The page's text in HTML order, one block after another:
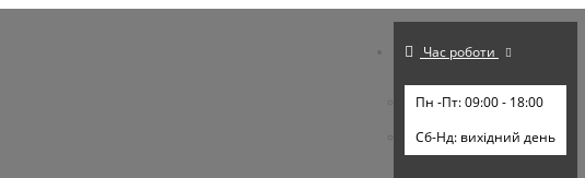
Час роботи
Пн -Пт: 09:00 - 18:00
Cб-Нд: вихідний день